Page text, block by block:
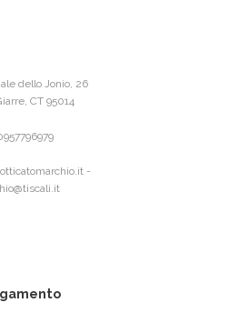
dello Jonio, 26
CT 95014
-